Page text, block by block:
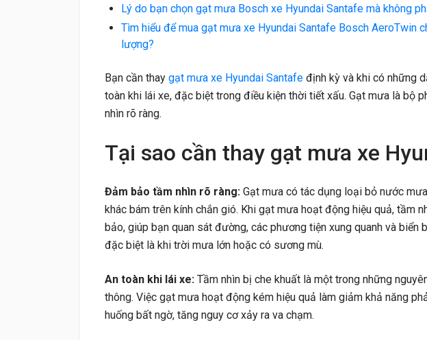
Lý do bạn chọn gạt mưa Bosch xe Hyundai Santafe mà không
Tìm hiểu để mua gạt mưa xe Hyundai Santafe Bosch AeroTwin
lượng?
Bạn cần thay gạt mưa xe Hyundai Santafe định kỳ và khi có những
toàn khi lái xe, đặc biệt trong điều kiện thời tiết xấu. Gạt mưa là bộ
nhìn rõ ràng.
Tại sao cần thay gạt mưa xe
Đảm bảo tầm nhìn rõ ràng: Gạt mưa có tác dụng loại bỏ nước
khác bám trên kính chắn gió. Khi gạt mưa hoạt động hiệu quả, tầm
bảo, giúp bạn quan sát đường, các phương tiện xung quanh và biển
đặc biệt là khi trời mưa lớn hoặc có sương mù.
An toàn khi lái xe: Tầm nhìn bị che khuất là một trong những
thông. Việc gạt mưa hoạt động kém hiệu quả làm giảm khả năng
huống bất ngờ, tăng nguy cơ xảy ra va chạm.